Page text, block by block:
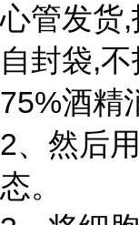
心管发货
自封袋,
75%酒精
2、然后
态。